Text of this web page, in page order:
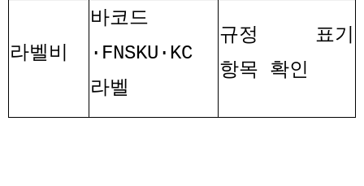
라벨비
바코드
·FNSKU·KC
라벨
규정 표기
항목 확인